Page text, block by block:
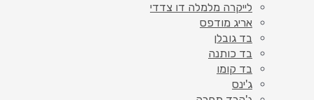
לייקרה מלמלה דו צדדי
אריג מודפס
בד גובלן
בד כותנה
בד קומו
ג'ינס